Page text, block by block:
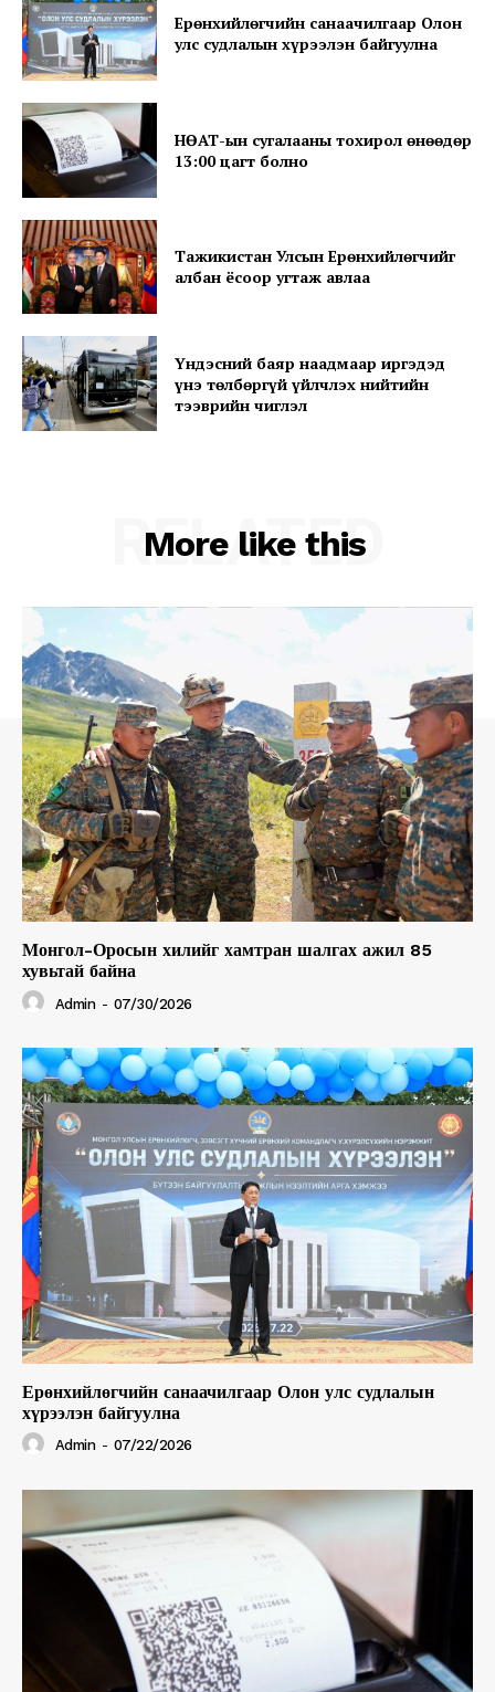
Company
About
Subscription Plans
My account
Ерөнхийлөгчийн санаачилгаар Олон
улс судлалын хүрээлэн байгуулна
НӨАТ-ын сугалааны тохирол өнөөдөр
13:00 цагт болно
Тажикистан Улсын Ерөнхийлөгчийг
албан ёсоор угтаж авлаа
Үндэсний баяр наадмаар иргэдэд
үнэ төлбөргүй үйлчлэх нийтийн
тээврийн чиглэл
More like this
RELATED
Монгол-Оросын хилийг хамтран шалгах ажил 85
хувьтай байна
Admin - 07/30/2026
Ерөнхийлөгчийн санаачилгаар Олон улс судлалын
хүрээлэн байгуулна
Admin - 07/22/2026